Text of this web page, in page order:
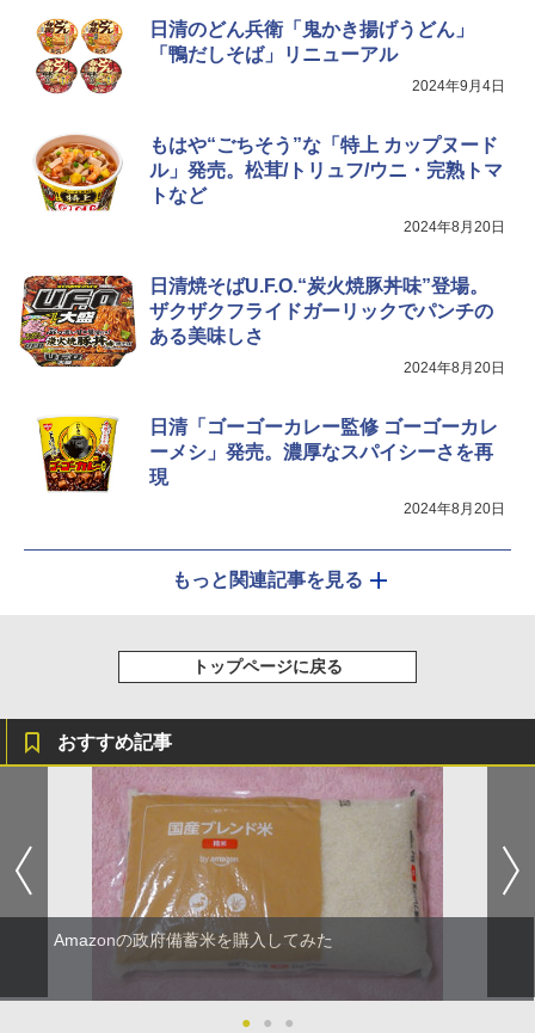
日清のどん兵衛「鬼かき揚げうどん」
「鴨だしそば」リニューアル
2024年9月4日
もはや“ごちそう”な「特上 カップヌード
ル」発売。松茸/トリュフ/ウニ・完熟トマ
トなど
2024年8月20日
日清焼そばU.F.O.“炭火焼豚丼味”登場。
ザクザクフライドガーリックでパンチの
ある美味しさ
2024年8月20日
日清「ゴーゴーカレー監修 ゴーゴーカレ
ーメシ」発売。濃厚なスパイシーさを再
現
2024年8月20日
もっと関連記事を見る
トップページに戻る
おすすめ記事
Amazonの政府備蓄米を購入してみた
● ● ●